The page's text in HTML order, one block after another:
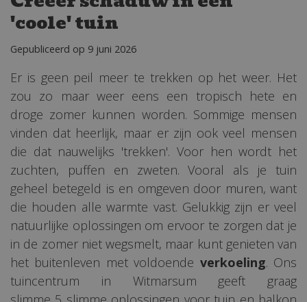
'coole' tuin
Gepubliceerd op 9 juni 2026
Er is geen peil meer te trekken op het weer. Het
zou zo maar weer eens een tropisch hete en
droge zomer kunnen worden. Sommige mensen
vinden dat heerlijk, maar er zijn ook veel mensen
die dat nauwelijks 'trekken'. Voor hen wordt het
zuchten, puffen en zweten. Vooral als je tuin
geheel betegeld is en omgeven door muren, want
die houden alle warmte vast. Gelukkig zijn er veel
natuurlijke oplossingen om ervoor te zorgen dat je
in de zomer niet wegsmelt, maar kunt genieten van
het buitenleven met voldoende verkoeling. Ons
tuincentrum in Witmarsum geeft graag